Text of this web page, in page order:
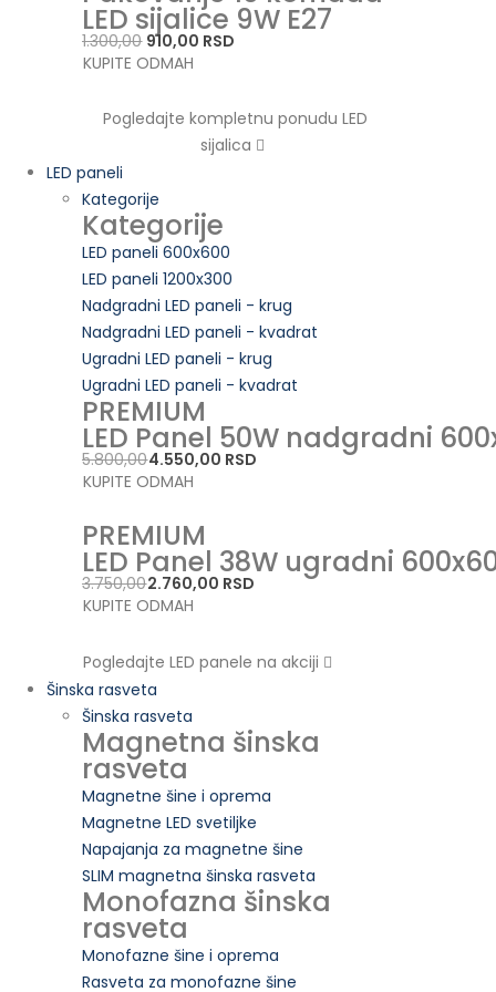
LED sijalice 9W E27
1.300,00910,00 RSD
KUPITE ODMAH
Pogledajte kompletnu ponudu LED
sijalica
LED paneli
Kategorije
Kategorije
LED paneli 600x600
LED paneli 1200x300
Nadgradni LED paneli - krug
Nadgradni LED paneli - kvadrat
Ugradni LED paneli - krug
Ugradni LED paneli - kvadrat
PREMIUM
LED Panel 50W nadgradni
5.800,004.550,00 RSD
KUPITE ODMAH
PREMIUM
LED Panel 38W ugradni
3.750,002.760,00 RSD
KUPITE ODMAH
Pogledajte LED panele na akciji
Šinska rasveta
Šinska rasveta
Magnetna šinska
rasveta
Magnetne šine i oprema
Magnetne LED svetiljke
Napajanja za magnetne šine
SLIM magnetna šinska rasveta
Monofazna šinska
rasveta
Monofazne šine i oprema
Rasveta za monofazne šine